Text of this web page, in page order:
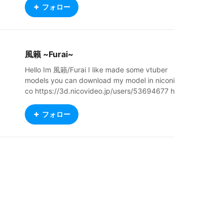
フォロー
風籟 ~Furai~
Hello Im 風籟/Furai I like made some vtuber
models you can download my model in niconi
co https://3d.nicovideo.jp/users/53694677 h
hfab.com/FuraiConcept my VRChat world na
me : ラプラス世界征服 if you want upload my
フォロー